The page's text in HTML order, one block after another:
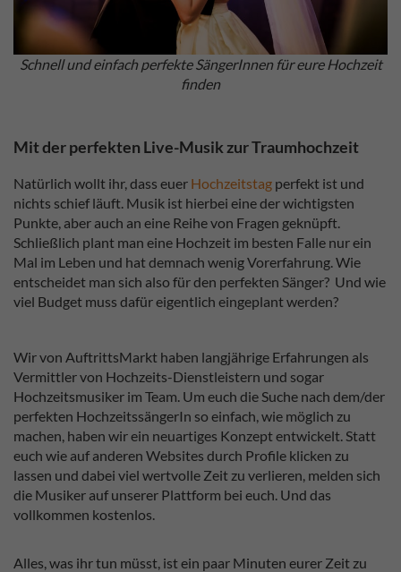
Schnell und einfach perfekte SängerInnen für eure Hochzeit
finden
Mit der perfekten Live-Musik zur Traumhochzeit
Natürlich wollt ihr, dass euer Hochzeitstag perfekt ist und
nichts schief läuft. Musik ist hierbei eine der wichtigsten
Punkte, aber auch an eine Reihe von Fragen geknüpft.
Schließlich plant man eine Hochzeit im besten Falle nur ein
Mal im Leben und hat demnach wenig Vorerfahrung. Wie
entscheidet man sich also für den perfekten Sänger? Und wie
viel Budget muss dafür eigentlich eingeplant werden?
Wir von AuftrittsMarkt haben langjährige Erfahrungen als
Vermittler von Hochzeits-Dienstleistern und sogar
Hochzeitsmusiker im Team. Um euch die Suche nach dem/der
perfekten HochzeitssängerIn so einfach, wie möglich zu
machen, haben wir ein neuartiges Konzept entwickelt. Statt
euch wie auf anderen Websites durch Profile klicken zu
lassen und dabei viel wertvolle Zeit zu verlieren, melden sich
die Musiker auf unserer Plattform bei euch. Und das
vollkommen kostenlos.
Alles, was ihr tun müsst, ist ein paar Minuten eurer Zeit zu